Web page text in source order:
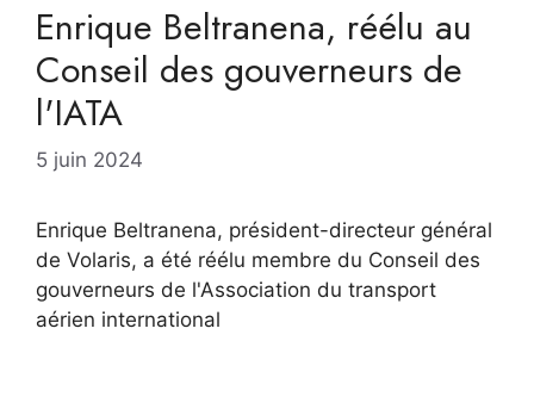
Enrique Beltranena, réélu au
Conseil des gouverneurs de
l'IATA
5 juin 2024
Enrique Beltranena, président-directeur général
de Volaris, a été réélu membre du Conseil des
gouverneurs de l'Association du transport
aérien international